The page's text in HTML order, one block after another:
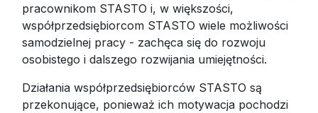
pracownikom STASTO i, w większości,
współprzedsiębiorcom STASTO wiele możliwości
samodzielnej pracy - zachęca się do rozwoju
osobistego i dalszego rozwijania umiejętności.
Działania współprzedsiębiorców STASTO są
przekonujące, ponieważ ich motywacja pochodzi